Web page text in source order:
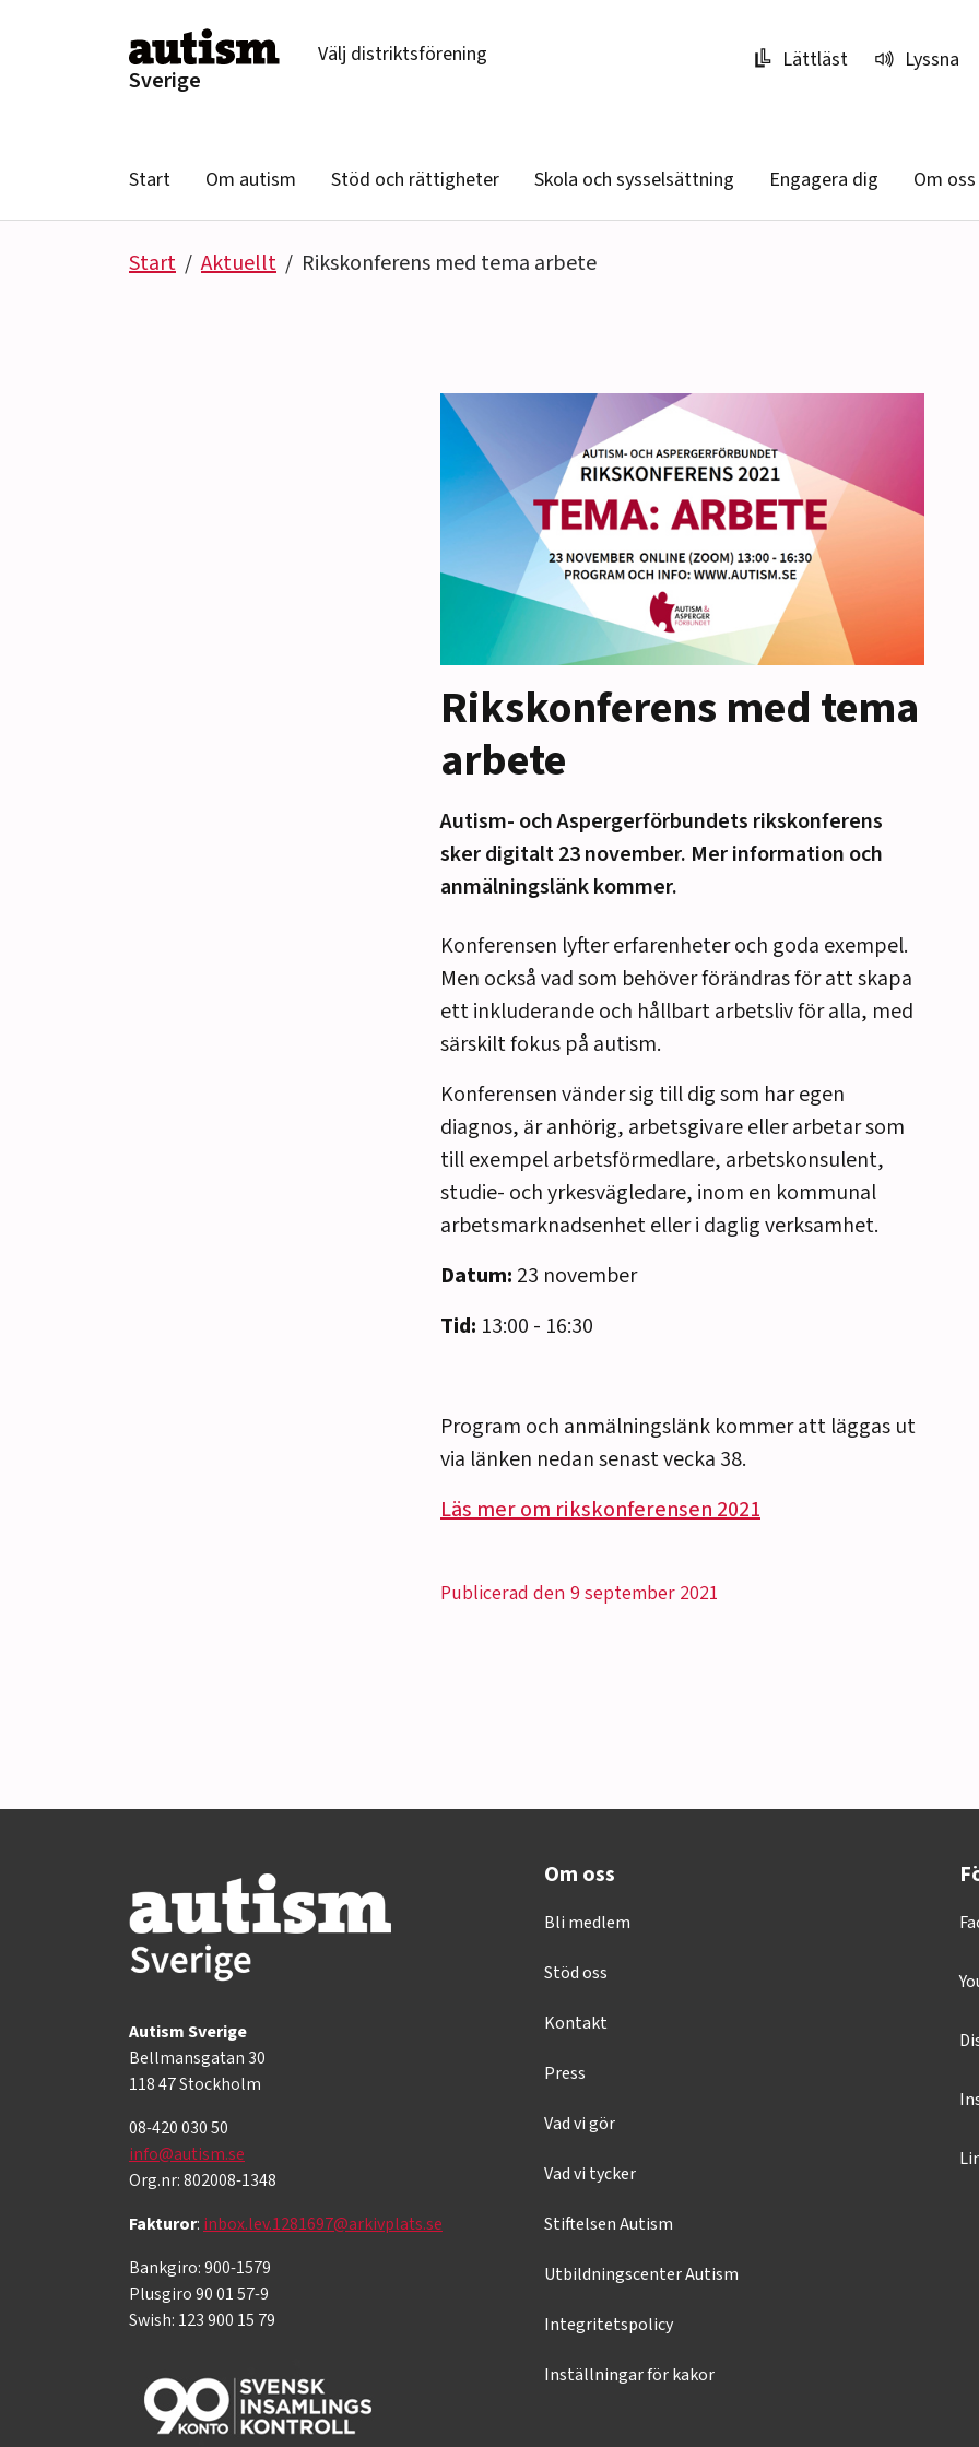
Sverige
Välj distriktsförening Lättläst Lyssna
Start Om autism Stöd och rättigheter Skola och sysselsättning Engagera dig Om oss
Start Aktuellt Rikskonferens med tema arbete
Rikskonferens med tema
arbete
Autism- och Aspergerförbundets rikskonferens
sker digitalt 23 november. Mer information och
anmälningslänk kommer.
Konferensen lyfter erfarenheter och goda exempel.
Men också vad som behöver förändras för att skapa
ett inkluderande och hållbart arbetsliv för alla, med
särskilt fokus på autism.
Konferensen vänder sig till dig som har egen
diagnos, är anhörig, arbetsgivare eller arbetar som
till exempel arbetsförmedlare, arbetskonsulent,
studie- och yrkesvägledare, inom en kommunal
arbetsmarknadsenhet eller i daglig verksamhet.
Datum: 23 november
Tid: 13:00 - 16:30
Program och anmälningslänk kommer att läggas ut
via länken nedan senast vecka 38.
Läs mer om rikskonferensen 2021
Publicerad den 9 september 2021
Autism Sverige
Bellmansgatan 30
118 47 Stockholm
08-420 030 50
info@autism.se
Org.nr: 802008-1348
Fakturor: inbox.lev.1281697@arkivplats.se
Bankgiro: 900-1579
Plusgiro 90 01 57-9
Swish: 123 900 15 79
Om oss
Bli medlem
Stöd oss
Kontakt
Press
Vad vi gör
Vad vi tycker
Stiftelsen Autism
Utbildningscenter Autism
Integritetspolicy
Inställningar för kakor